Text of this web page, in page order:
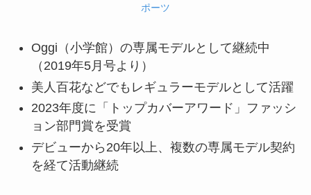
ポーツ
Oggi（小学館）の専属モデルとして継続中
（2019年5月号より）
美人百花などでもレギュラーモデルとして活躍
2023年度に「トップカバーアワード」ファッシ
ョン部門賞を受賞
デビューから20年以上、複数の専属モデル契約
を経て活動継続